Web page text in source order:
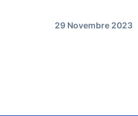
29 Novembre 2023